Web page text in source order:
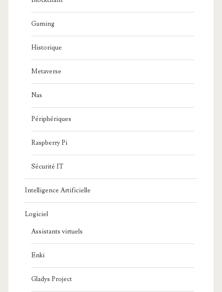
Gaming
Historique
Metaverse
Nas
Périphériques
Raspberry Pi
Sécurité IT
Intelligence Artificielle
Logiciel
Assistants virtuels
Enki
Gladys Project